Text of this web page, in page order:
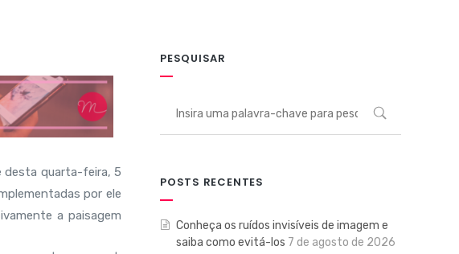
desta quarta-feira, 5
por ele
a paisagem
PESQUISAR
POSTS RECENTES
Conheça os ruídos invisíveis de imagem e
saiba como evitá-los 7 de agosto de 2026